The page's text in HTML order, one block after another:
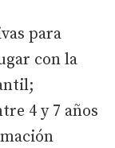
para
con la
4 y 7 años